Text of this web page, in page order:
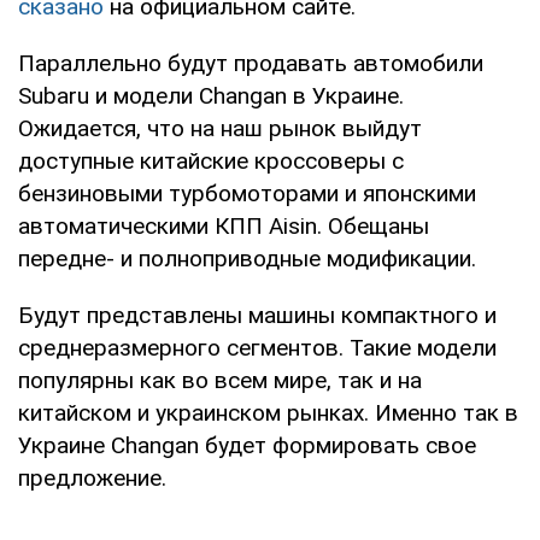
сказано на официальном сайте.
Параллельно будут продавать автомобили
Subaru и модели Changan в Украине.
Ожидается, что на наш рынок выйдут
доступные китайские кроссоверы с
бензиновыми турбомоторами и японскими
автоматическими КПП Aisin. Обещаны
передне- и полноприводные модификации.
Будут представлены машины компактного и
среднеразмерного сегментов. Такие модели
популярны как во всем мире, так и на
китайском и украинском рынках. Именно так в
Украине Changan будет формировать свое
предложение.